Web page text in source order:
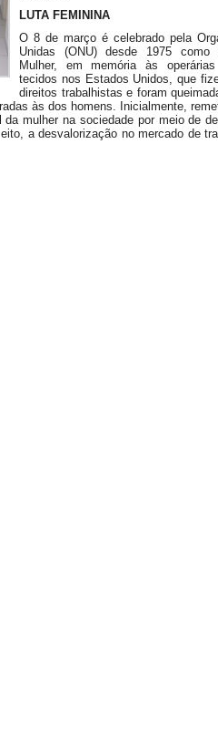
LUTA FEMININA
O 8 de março é celebrado pela
Unidas (ONU) desde 1975 como
Mulher, em memória às
tecidos nos Estados Unidos, que
direitos trabalhistas e foram
às dos homens. Inicialmente,
mulher na sociedade por meio de
a desvalorização no mercado de